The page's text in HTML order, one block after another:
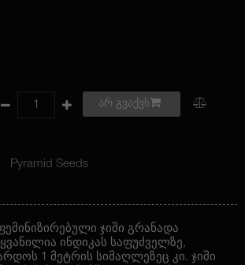
არ გვაქვს
Pyramid Seeds
ჯიში გრანადა
ინდიკას საფუძველზე,
1 მეტრის სიმაღლეზეც კი. ჯიში